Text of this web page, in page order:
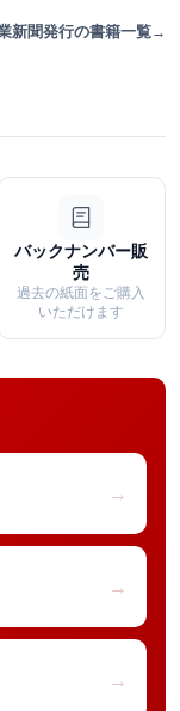
新聞発行の書籍一覧
バックナンバー販
売
過去の紙面をご購入
いただけます
→
→
→